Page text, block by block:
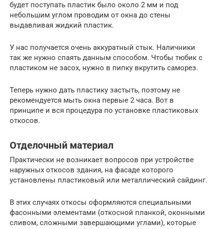
будет поступать пластик было около 2 мм и под
небольшим углом проводим от окна до стены
выдавливая жидкий пластик.
У нас получается очень аккуратный стык. Наличники
так же нужно спаять данным способом. Чтобы тюбик с
пластиком не засох, нужно в пипку вкрутить саморез.
Теперь нужно дать пластику застыть, поэтому не
рекомендуется мыть окна первые 2 часа. Вот в
принципе и вся процедура по установке пластиковых
откосов.
Отделочный материал
Практически не возникает вопросов при устройстве
наружных откосов здания, на фасаде которого
установлены пластиковый или металлический сайдинг.
В этих случаях откосы оформляются специальными
фасонными элементами (откосной планкой, оконными
сливом, сложными завершающими углами), которые